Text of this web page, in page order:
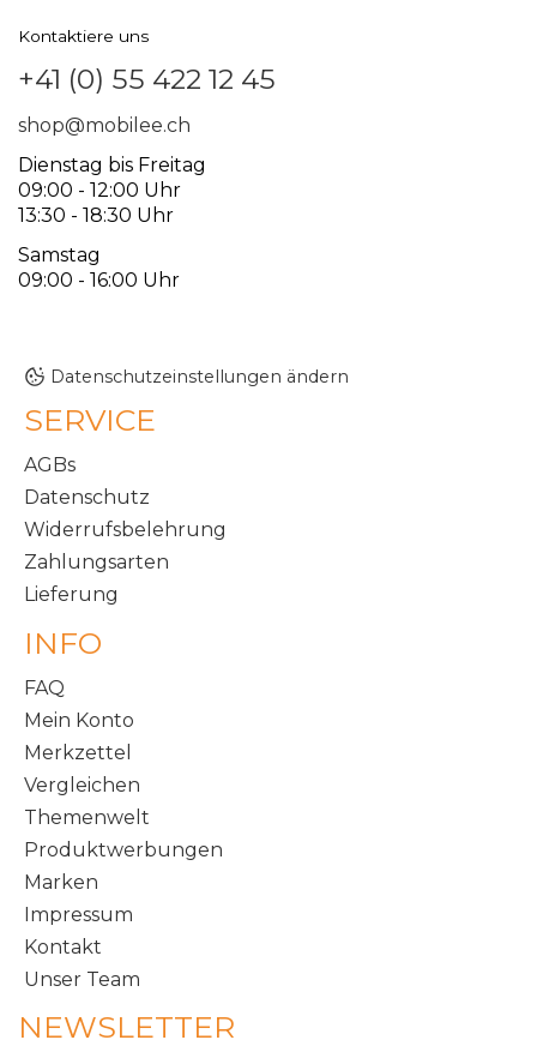
Kontaktiere uns
+41 (0) 55 422 12 45
shop@mobilee.ch
Dienstag bis Freitag
09:00 - 12:00 Uhr
13:30 - 18:30 Uhr
Samstag
09:00 - 16:00 Uhr
Datenschutzeinstellungen ändern
SERVICE
AGBs
Datenschutz
Widerrufsbelehrung
Zahlungsarten
Lieferung
INFO
FAQ
Mein Konto
Merkzettel
Vergleichen
Themenwelt
Produktwerbungen
Marken
Impressum
Kontakt
Unser Team
NEWSLETTER